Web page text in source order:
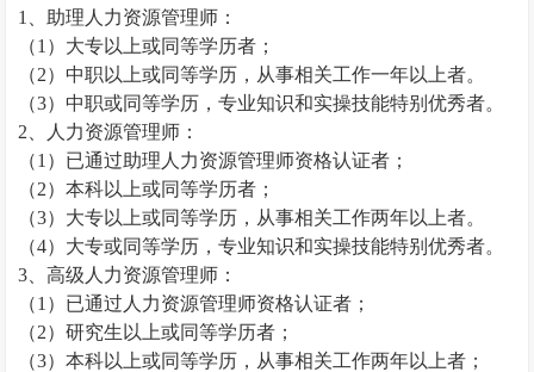
1、助理 人力资源管理师 ：
（1）大专以上或同等学历者；
（2）中职以上或同等学历，从事相关工作一年以上者。
（3）中职或同等学历，专业知识和实操技能特别优秀者。
2、
人力资源管理师 ：
（1）已通过助理 人力资源管理师资格认证者；
（2）本科以上或同等学历者；
（3）大专以上或同等学历，从事相关工作两年以上者。
（4）大专或同等学历，专业知识和实操技能特别优秀者。
3、高级 人力资源管理师 ：
（1）已通过 人力资源管理师资格认证者；
（2）研究生以上或同等学历者；
（3）本科以上或同等学历，从事相关工作两年以上者；